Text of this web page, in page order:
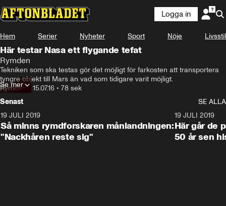
Logga in
Hem Serier Nyheter Sport Nöje Livsstil
Här testar Nasa ett flygande tefat
Rymden
Tekniken som ska testas gör det möjligt för farkosten att transportera
tyngre objekt till Mars än vad som tidigare varit möjligt.
Rymden• 15.07.16 • 78 sek
Se mer
Senast
SE ALLA
19 JULI 2019
Så minns rymdforskaren månlandningen:
"Nackhåren reste sig"
19 JULI 2019
Här går de
50 år sen